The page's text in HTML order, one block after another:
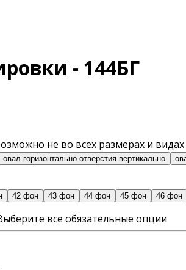
- 144БГ
не во всех размерах и видах
овал горизонтально отверстия вертикально
42 фон 43 фон 44 фон 45 фон 46 фон
все обязательные опции